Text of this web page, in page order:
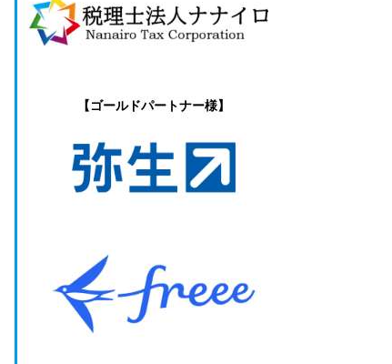
【ゴールドパートナー様】